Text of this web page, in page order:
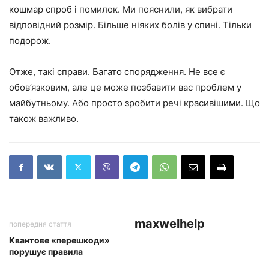
кошмар спроб і помилок. Ми пояснили, як вибрати
відповідний розмір. Більше ніяких болів у спині. Тільки
подорож.
Отже, такі справи. Багато спорядження. Не все є
обов’язковим, але це може позбавити вас проблем у
майбутньому. Або просто зробити речі красивішими. Що
також важливо.
попередня стаття
Квантове «перешкоди»
порушує правила
maxwelhelp